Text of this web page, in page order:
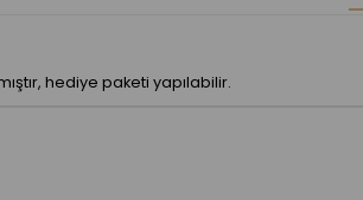
hediye paketi yapılabilir.